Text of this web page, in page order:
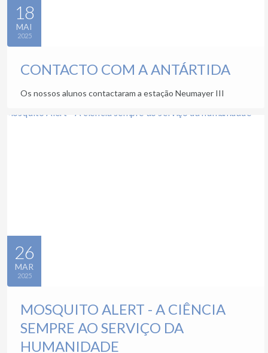
18
MAI
2025
CONTACTO COM A ANTÁRTIDA
Os nossos alunos contactaram a estação Neumayer III
26
MAR
2025
MOSQUITO ALERT - A CIÊNCIA
SEMPRE AO SERVIÇO DA
HUMANIDADE